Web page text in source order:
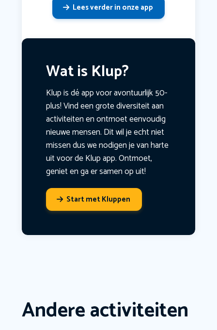
Lees verder in onze app
Wat is Klup?
Klup is dé app voor avontuurlijk 50-
plus! Vind een grote diversiteit aan
activiteiten en ontmoet eenvoudig
nieuwe mensen. Dit wil je echt niet
missen dus we nodigen je van harte
uit voor de Klup app. Ontmoet,
geniet en ga er samen op uit!
Start met Kluppen
Andere activiteiten